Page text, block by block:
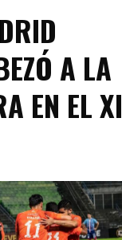
A LA
EN EL XI